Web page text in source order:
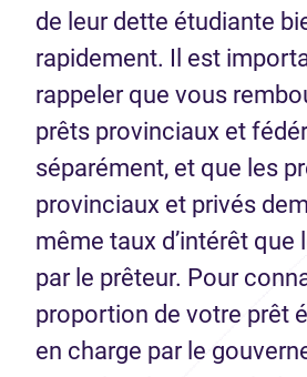
de leur dette étudiante
rapidement. Il est
rappeler que vous
prêts provinciaux et
séparément, et que les
provinciaux et privés
même taux d’intérêt que
par le prêteur. Pour
proportion de votre prêt
en charge par le